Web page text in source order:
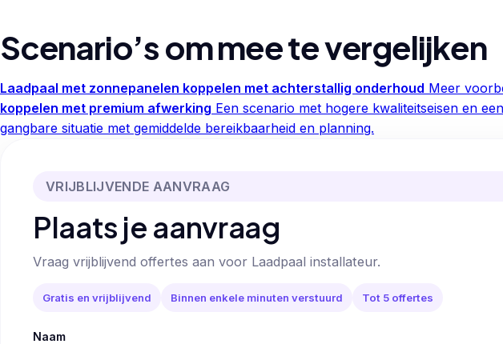
Scenario’s om mee te vergelijken
Laadpaal met zonnepanelen koppelen met achterstallig onderhoud Meer
koppelen met premium afwerking Een scenario met hogere kwaliteitseisen en
gangbare situatie met gemiddelde bereikbaarheid en planning.
VRIJBLIJVENDE AANVRAAG
Plaats je aanvraag
Vraag vrijblijvend offertes aan voor Laadpaal installateur.
Gratis en vrijblijvend Binnen enkele minuten verstuurd Tot 5 offertes
Naam